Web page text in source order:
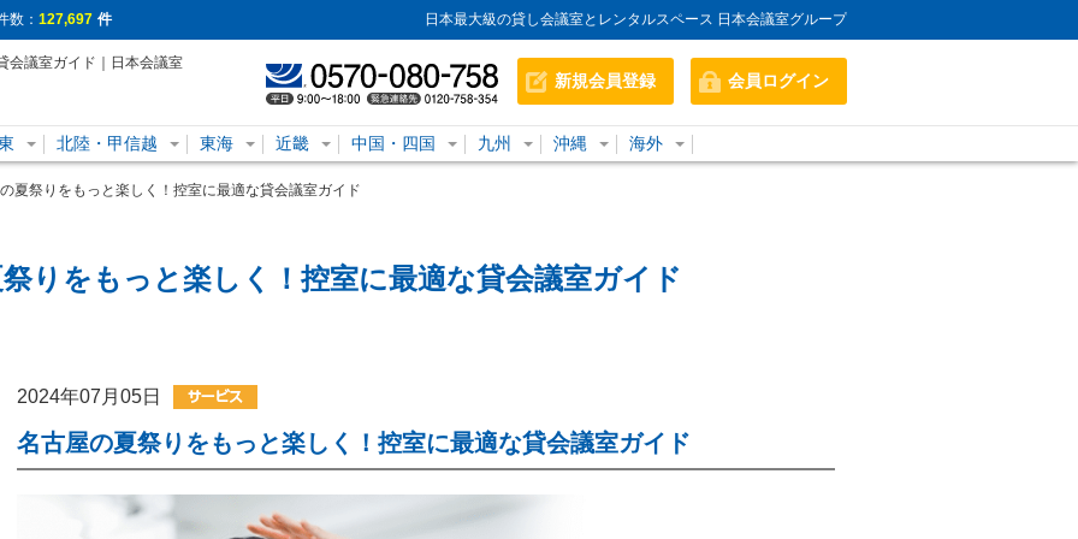
数： 127,697 件 日本最大級の貸し会議室とレンタルスペース 日本会議室グループ
会議室ガイド｜日本会議室
新規会員登録 会員ログイン
北陸・甲信越 東海 近畿 中国・四国 九州 沖縄 海外
夏祭りをもっと楽しく！控室に最適な貸会議室ガイド
りをもっと楽しく！控室に最適な貸会議室ガイド
2024年07月05日
名古屋の夏祭りをもっと楽しく！控室に最適な貸会議室ガイド